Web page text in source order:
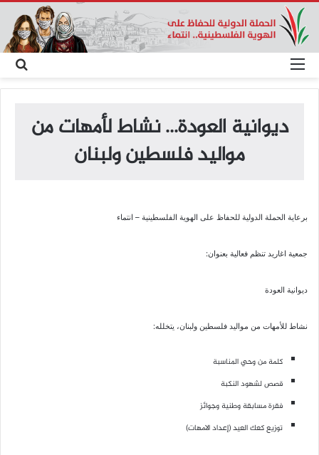
عن
القائمة
ديوانية العودة… نشاط لأمهات من
مواليد فلسطين ولبنان
برعاية الحملة الدولية للحفاظ على الهوية الفلسطينية – انتماء
جمعية اغاريد تنظم فعالية بعنوان:
ديوانية العودة
نشاط للأمهات من مواليد فلسطين ولبنان، يتخلله:
كلمة من وحي المناسبة
قصص لشهود النكبة
فقرة مسابقة وطنية وجوائز
توزيع كعك العيد (إعداد الامهات)